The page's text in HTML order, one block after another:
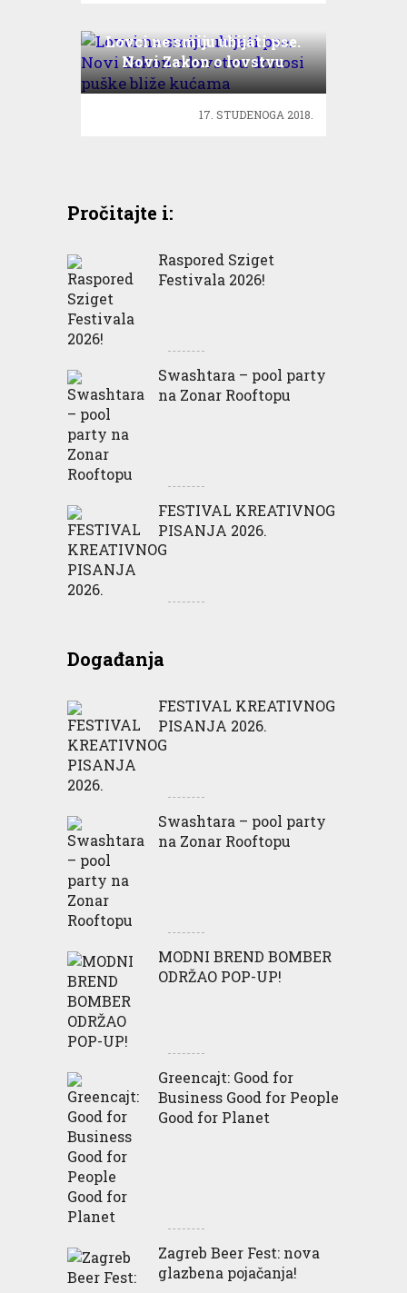
Lovci ne smiju ubijati pse.
Novi Zakon o lovstvu
donosi puške bliže kućama
17. STUDENOGA 2018.
Pročitajte i:
Raspored Sziget
Festivala 2026!
Swashtara – pool party
na Zonar Rooftopu
FESTIVAL KREATIVNOG
PISANJA 2026.
Događanja
FESTIVAL KREATIVNOG
PISANJA 2026.
Swashtara – pool party
na Zonar Rooftopu
MODNI BREND BOMBER
ODRŽAO POP-UP!
Greencajt: Good for
Business Good for People
Good for Planet
Zagreb Beer Fest: nova
glazbena pojačanja!